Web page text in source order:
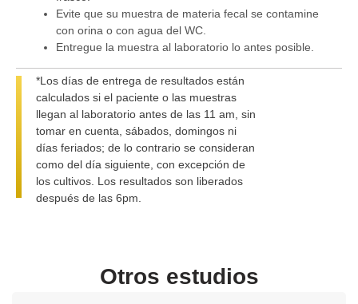
Evite que su muestra de materia fecal se contamine
con orina o con agua del WC.
Entregue la muestra al laboratorio lo antes posible.
*Los días de entrega de resultados están
calculados si el paciente o las muestras
llegan al laboratorio antes de las 11 am, sin
tomar en cuenta, sábados, domingos ni
días feriados; de lo contrario se consideran
como del día siguiente, con excepción de
los cultivos. Los resultados son liberados
después de las 6pm.
Otros estudios